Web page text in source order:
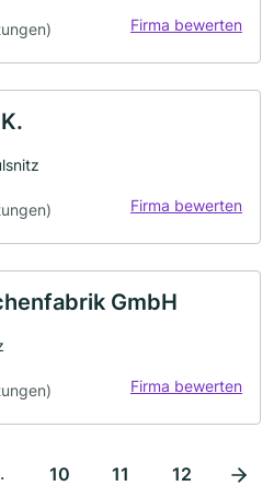
Firma bewerten
Firma bewerten
GmbH
Firma bewerten
10 11 12